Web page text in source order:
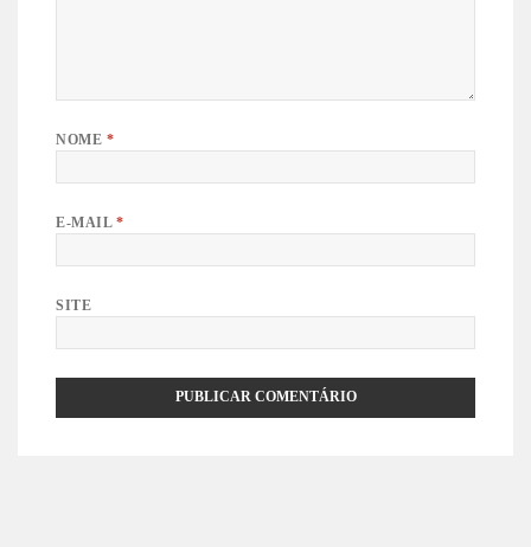
NOME *
E-MAIL *
SITE